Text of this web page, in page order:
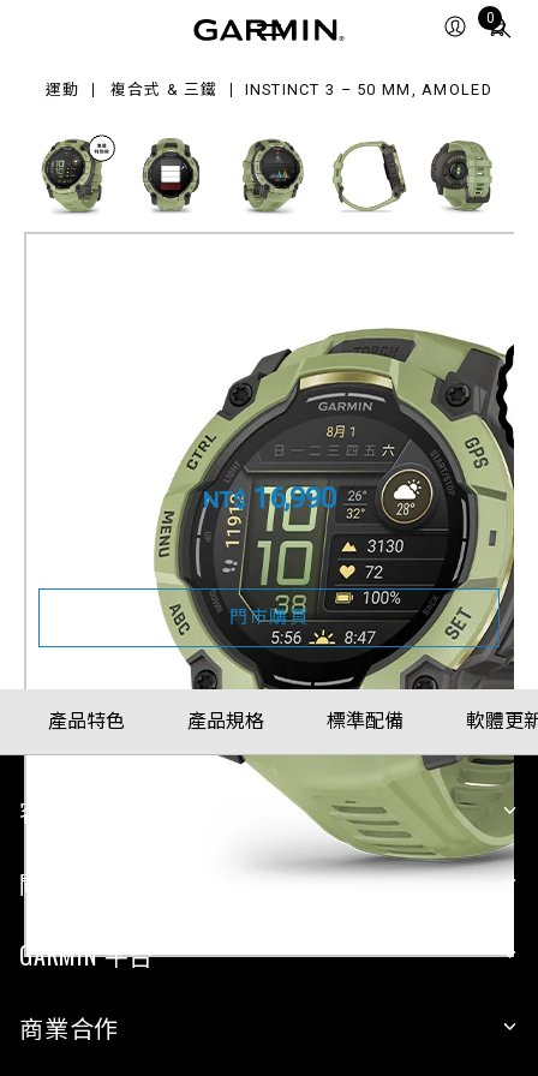
0
Total
cart:
運動 複合式 & 三鐵 INSTINCT 3 – 50 MM, AMOLED
Instinct 3 – 50 mm, AMOLED
本我系列 GPS 智慧腕錶
產品料號010-03020-12
NT$ 16,990
配戴比例參考
門市購買
產品特色 產品規格 標準配備 軟體更
客戶服務
關於 GARMIN
GARMIN 平台
商業合作